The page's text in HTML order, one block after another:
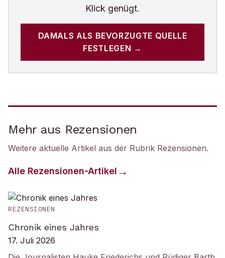
Klick genügt.
DAMALS ALS BEVORZUGTE QUELLE
FESTLEGEN →
Mehr aus Rezensionen
Weitere aktuelle Artikel aus der Rubrik Rezensionen.
Alle Rezensionen-Artikel
REZENSIONEN
Chronik eines Jahres
17. Juli 2026